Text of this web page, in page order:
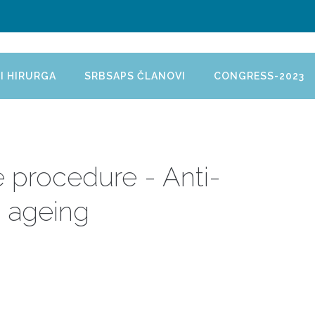
HIRURGA SRBSAPS ČLANOVI CONGRESS-2023
procedure - Anti-
ageing